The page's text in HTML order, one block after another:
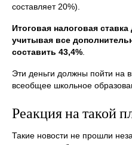
составляет 20%).
Итоговая налоговая
учитывая все
составить 43,4%
Эти деньги должны пойти на
всеобщее школьное
Реакция на такой
Такие новости не прошли